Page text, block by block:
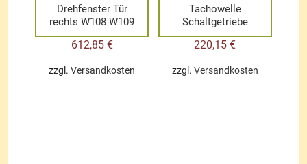
Drehfenster Tür
rechts W108 W109
612,85 €
zzgl.Versandkosten
Tachowelle
Schaltgetriebe
220,15€
zzgl. Versandkosten